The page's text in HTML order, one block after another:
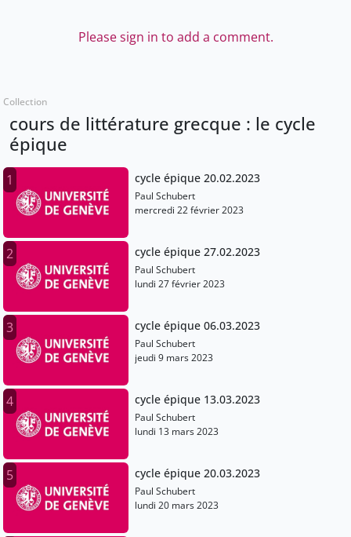
Please sign in to add a comment.
Collection
cours de littérature grecque : le cycle
épique
1 cycle épique 20.02.2023
Paul Schubert
mercredi 22 février 2023
2 cycle épique 27.02.2023
Paul Schubert
lundi 27 février 2023
3 cycle épique 06.03.2023
Paul Schubert
jeudi 9 mars 2023
4 cycle épique 13.03.2023
Paul Schubert
lundi 13 mars 2023
5 cycle épique 20.03.2023
Paul Schubert
lundi 20 mars 2023